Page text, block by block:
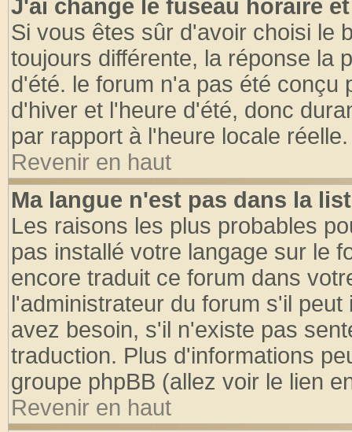
J'ai changé le fuseau horaire
Si vous êtes sûr d'avoir choisi le
toujours différente, la réponse la
d'été. le forum n'a pas été conçu
d'hiver et l'heure d'été, donc
par rapport à l'heure locale réelle.
Revenir en haut
Ma langue n'est pas dans la
Les raisons les plus probables
pas installé votre langage sur le
encore traduit ce forum dans
l'administrateur du forum s'il
avez besoin, s'il n'existe pas
traduction. Plus d'informations
groupe phpBB (allez voir le lien
Revenir en haut